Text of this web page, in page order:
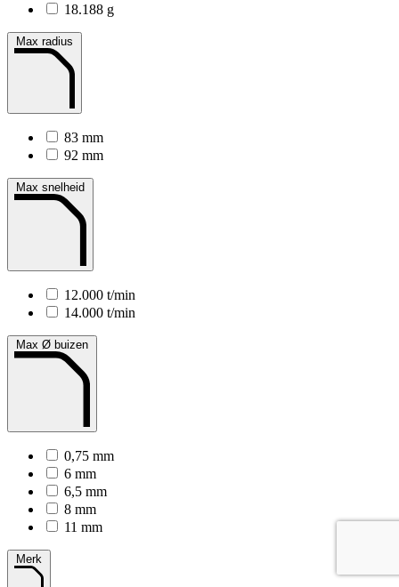
18.188 g
Max radius
83 mm
92 mm
Max snelheid
12.000 t/min
14.000 t/min
Max Ø buizen
0,75 mm
6 mm
6,5 mm
8 mm
11 mm
Merk